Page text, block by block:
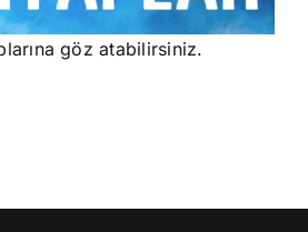
göz atabilirsiniz.